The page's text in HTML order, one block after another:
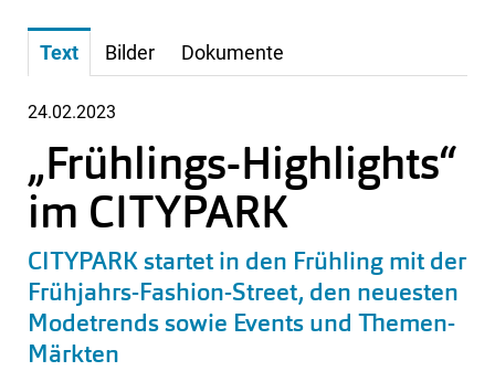
Text Bilder Dokumente
24.02.2023
„Frühlings-Highlights“
im CITYPARK
CITYPARK startet in den Frühling mit der
Frühjahrs-Fashion-Street, den neuesten
Modetrends sowie Events und Themen-
Märkten